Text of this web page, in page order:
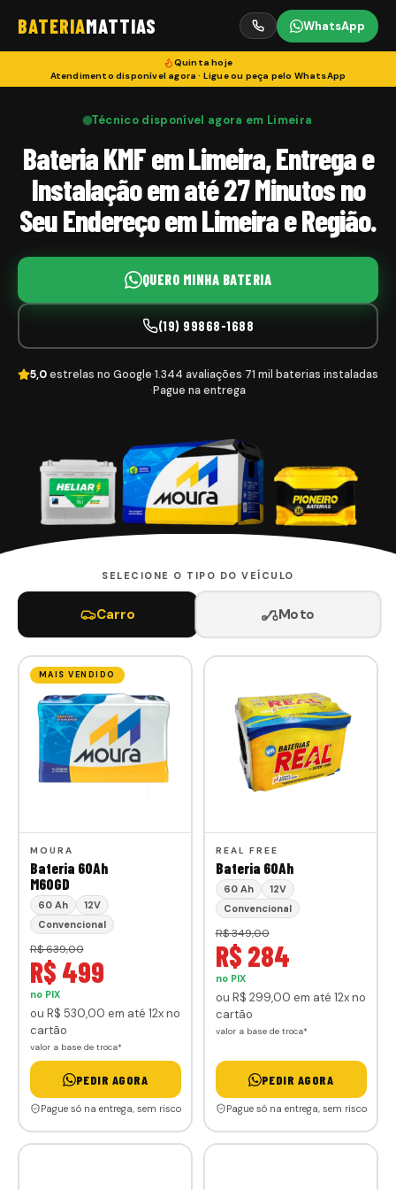
BATERIAMATTIAS WhatsApp
Quinta hoje
Atendimento disponível agora · Ligue ou peça pelo WhatsApp
Técnico disponível agora em Limeira
Bateria KMF em Limeira, Entrega e
Instalação em até 27 Minutos no
Seu Endereço em Limeira e Região.
QUERO MINHA BATERIA
(19) 99868-1688
5,0estrelas no Google·1.344 avaliações·71 mil baterias instaladas
·Pague na entrega
SELECIONE O TIPO DO VEÍCULO
Carro Moto
MAIS VENDIDO
MOURA
Bateria 60Ah
M60GD
60 Ah
12V
Convencional
R$ 639,00
R$ 499
no PIX
ou R$ 530,00 em até 12x no
cartão
valor a base de troca*
PEDIR AGORA
Pague só na entrega, sem risco
REAL FREE
Bateria 60Ah
60 Ah
12V
Convencional
R$ 349,00
R$ 284
no PIX
ou R$ 299,00 em até 12x no
cartão
valor a base de troca*
PEDIR AGORA
Pague só na entrega, sem risco